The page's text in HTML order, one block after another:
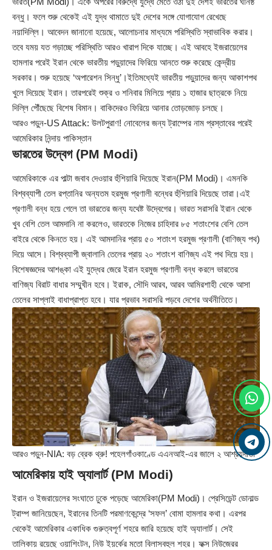
বন্ধু। ফলে শুরু থেকেই এই যুদ্ধ থামাতে দুই দেশের সঙ্গে যোগাযোগ রেখেছে
নয়াদিল্লি। আবেদন জানানো হয়েছে, আলোচনার মাধ্যমে পরিস্থিতি স্বাভাবিক করার।
তবে যময় যত গড়াচ্ছে পরিস্থিতি আরও খারাপ দিকে যাচ্ছে। এই আবহে ইজরায়েলের
হামলার পরেই ইরান থেকে ভারতীয় পড়ুয়াদের ফিরিয়ে আনতে শুরু করেছে কেন্দ্রীয়
সরকার। শুরু হয়েছে ‘অপারেশন সিন্ধু’।ইতিমধ্যেই ভারতীয় পড়ুয়াদের জন্য আকাশপথ
খুলে দিয়েছে ইরান। তারপরেই শুক্র ও শনিবার মিলিয়ে প্রায় ১ হাজার ছাত্রকে নিয়ে
দিল্লি পৌঁছেছে বিশেষ বিমান। বাকিদেরও ফিরিয়ে আনার তোড়জোড় চলছে।
আরও পড়ুন-US Attack: উলটপুরাণ! নোবেলের জন্য ট্রাম্পের নাম প্রস্তাবের পরেই
আমেরিকার নিন্দায় পাকিস্তান
ভারতের উদ্বেগ (PM Modi)
আমেরিকাকে এর পাল্টা জবাব দেওয়ার হুঁশিয়ারি দিয়েছে ইরান(PM Modi)। এমনকি
বিশ্বব্যাপী তেল রপ্তানির অন্যতম হরমুজ প্রণালী বন্ধের হুঁশিয়ারি দিয়েছে তারা।এই
প্রণালী বন্ধ হয়ে গেলে তা ভারতের জন্য যথেষ্ট উদ্বেগের। ভারত সরাসরি ইরান থেকে
খুব বেশি তেল আমদানি না করলেও, ভারতকে নিজের চাহিদার ৮৫ শতাংশের বেশি তেল
বাইরে থেকে কিনতে হয়। এই আমদানির প্রায় ৫০ শতাংশ হরমুজ প্রণালী (বাণিজ্য পথ)
দিয়ে আসে। বিশ্বব্যাপী জ্বালানি তেলের প্রায় ২০ শতাংশ বাণিজ্য এই পথ দিয়ে হয়।
বিশেষজ্ঞদের আশঙ্কা এই যুদ্ধের জেরে ইরান হরমুজ প্রণালী বন্ধ করলে ভারতের
বাণিজ্য বিরাট বাধার সম্মুখীন হবে। ইরাক, সৌদি আরব, আরব আমিরশাহী থেকে আসা
তেলের সাপ্লাই বাধাপ্রাপ্ত হবে। যার প্রভাব সরাসরি পড়বে দেশের অর্থনীতিতে।
আরও পড়ুন-NIA: বড় ব্রেক থ্রু! পহেলগাঁওকাণ্ডে এএনআই-এর জালে ২ আশ্রয়দাতা
আমেরিকায় হাই অ্যালার্ট (PM Modi)
ইরান ও ইজরায়েলের সংঘাতে ঢুকে পড়েছে আমেরিকা(PM Modi)। প্রেসিডেন্ট ডোনাল্ড
ট্রাম্প জানিয়েছেন, ইরানের তিনটি পরমাণকেন্দ্রে ‘সফল’ বোমা হামলার কথা। এরপর
থেকেই আমেরিকার একাধিক গুরুত্বপূর্ণ শহরে জারি হয়েছে হাই অ্যালার্ট। সেই
তালিকায় রয়েছে ওয়াশিংটন, নিউ ইয়র্কের মতো বিলাসবহুল শহর। ফক্স নিউজেরর